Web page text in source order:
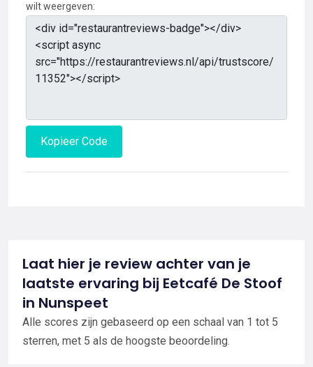
wilt weergeven:
Kopieer Code
Laat hier je review achter van je
laatste ervaring bij Eetcafé De Stoof
in Nunspeet
Alle scores zijn gebaseerd op een schaal van 1 tot 5
sterren, met 5 als de hoogste beoordeling.